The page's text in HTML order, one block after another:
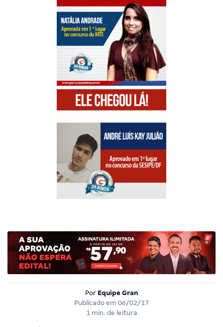
Por Equipe Gran
Publicado em 06/02/17
1 min. de leitura